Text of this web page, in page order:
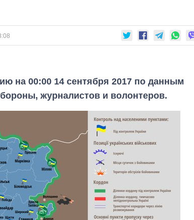
на 00:00 14 сентября 2017 по данным
журналистов и волонтеров.